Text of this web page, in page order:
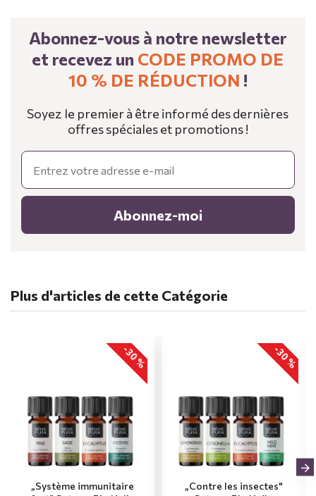
Abonnez-vous à notre newsletter
et recevez un CODE PROMO DE
10 % DE RÉDUCTION !
Soyez le premier à être informé des dernières
offres spéciales et promotions !
Email
Abonnez-moi
Plus d'articles de cette Catégorie
-30 %
„Système immunitaire
-30 %
„Contre les insectes"